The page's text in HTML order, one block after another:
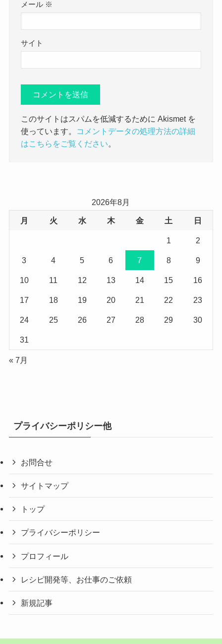
メール ※
サイト
このサイトはスパムを低減するために Akismet を
使っています。
コメントデータの処理方法の詳細
はこちらをご覧ください。
2026年8月
月 火 水 木 金 土 日
1 2
3 4 5 6 7 8 9
10 11 12 13 14 15 16
17 18 19 20 21 22 23
24 25 26 27 28 29 30
31
« 7月
プライバシーポリシー他
お問合せ
サイトマップ
トップ
プライバシーポリシー
プロフィール
レシピ開発等、お仕事のご依頼
新規記事